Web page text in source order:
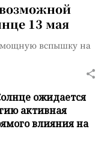
13 мая
вспышку на
ожидается
активная
влияния на